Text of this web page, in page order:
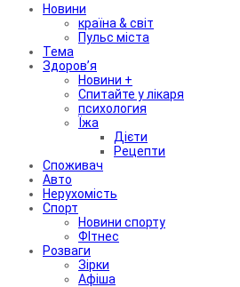
Новини
країна & світ
Пульс міста
Тема
Здоров’я
Новини +
Спитайте у лікаря
психология
Їжа
Дієти
Рецепти
Споживач
Авто
Нерухомість
Спорт
Новини спорту
ФІтнес
Розваги
Зірки
Афіша